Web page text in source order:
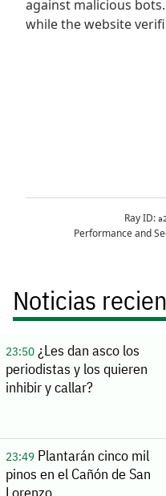
Noticias
23:50¿Les dan asco los
periodistas y los quieren
inhibir y callar?
23:49Plantarán cinco mil
pinos en el Cañón de San
Lorenzo